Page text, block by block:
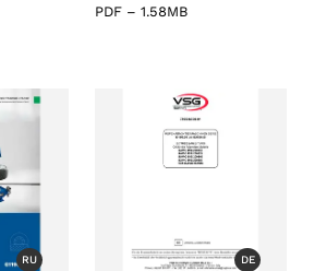
PDF – 1.58MB
RU DE